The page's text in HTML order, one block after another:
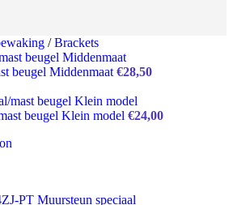
/ Brackets
beugel Middenmaat €28,50
beugel Klein model €24,00